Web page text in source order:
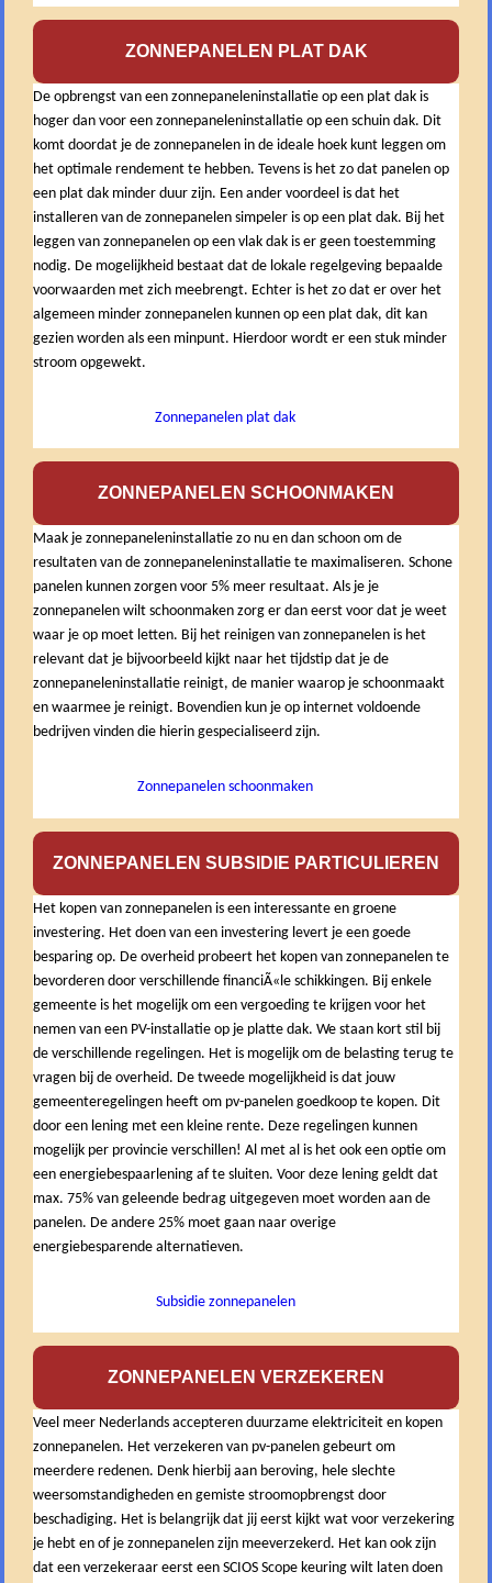
ZONNEPANELEN PLAT DAK
De opbrengst van een zonnepaneleninstallatie op een plat dak is
hoger dan voor een zonnepaneleninstallatie op een schuin dak. Dit
komt doordat je de zonnepanelen in de ideale hoek kunt leggen om
het optimale rendement te hebben. Tevens is het zo dat panelen op
een plat dak minder duur zijn. Een ander voordeel is dat het
installeren van de zonnepanelen simpeler is op een plat dak. Bij het
leggen van zonnepanelen op een vlak dak is er geen toestemming
nodig. De mogelijkheid bestaat dat de lokale regelgeving bepaalde
voorwaarden met zich meebrengt. Echter is het zo dat er over het
algemeen minder zonnepanelen kunnen op een plat dak, dit kan
gezien worden als een minpunt. Hierdoor wordt er een stuk minder
stroom opgewekt.
Zonnepanelen plat dak
ZONNEPANELEN SCHOONMAKEN
Maak je zonnepaneleninstallatie zo nu en dan schoon om de
resultaten van de zonnepaneleninstallatie te maximaliseren. Schone
panelen kunnen zorgen voor 5% meer resultaat. Als je je
zonnepanelen wilt schoonmaken zorg er dan eerst voor dat je weet
waar je op moet letten. Bij het reinigen van zonnepanelen is het
relevant dat je bijvoorbeeld kijkt naar het tijdstip dat je de
zonnepaneleninstallatie reinigt, de manier waarop je schoonmaakt
en waarmee je reinigt. Bovendien kun je op internet voldoende
bedrijven vinden die hierin gespecialiseerd zijn.
Zonnepanelen schoonmaken
ZONNEPANELEN SUBSIDIE PARTICULIEREN
Het kopen van zonnepanelen is een interessante en groene
investering. Het doen van een investering levert je een goede
besparing op. De overheid probeert het kopen van zonnepanelen te
bevorderen door verschillende financiÃ«le schikkingen. Bij enkele
gemeente is het mogelijk om een vergoeding te krijgen voor het
nemen van een PV-installatie op je platte dak. We staan kort stil bij
de verschillende regelingen. Het is mogelijk om de belasting terug te
vragen bij de overheid. De tweede mogelijkheid is dat jouw
gemeenteregelingen heeft om pv-panelen goedkoop te kopen. Dit
door een lening met een kleine rente. Deze regelingen kunnen
mogelijk per provincie verschillen! Al met al is het ook een optie om
een energiebespaarlening af te sluiten. Voor deze lening geldt dat
max. 75% van geleende bedrag uitgegeven moet worden aan de
panelen. De andere 25% moet gaan naar overige
energiebesparende alternatieven.
Subsidie zonnepanelen
ZONNEPANELEN VERZEKEREN
Veel meer Nederlands accepteren duurzame elektriciteit en kopen
zonnepanelen. Het verzekeren van pv-panelen gebeurt om
meerdere redenen. Denk hierbij aan beroving, hele slechte
weersomstandigheden en gemiste stroomopbrengst door
beschadiging. Het is belangrijk dat jij eerst kijkt wat voor verzekering
je hebt en of je zonnepanelen zijn meeverzekerd. Het kan ook zijn
dat een verzekeraar eerst een SCIOS Scope keuring wilt laten doen